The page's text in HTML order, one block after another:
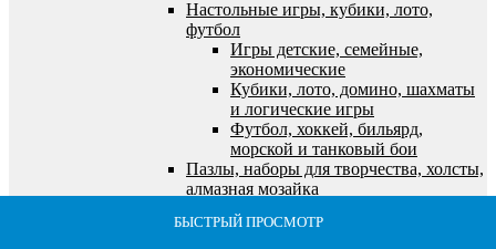
БЫСТРЫЙ ПРОСМОТР
БЫСТРЫЙ ПРОСМОТР
БЫСТРЫЙ ПРОСМОТР
БЫСТРЫЙ ПРОСМОТР
БЫСТРЫЙ ПРОСМОТР
Настольные игры, кубики, лото,
футбол
Игры детские, семейные,
экономические
Кубики, лото, домино, шахматы
и логические игры
Футбол, хоккей, бильярд,
морской и танковый бои
Пазлы, наборы для творчества, холсты,
алмазная мозайка
Все для лепки и моделирования